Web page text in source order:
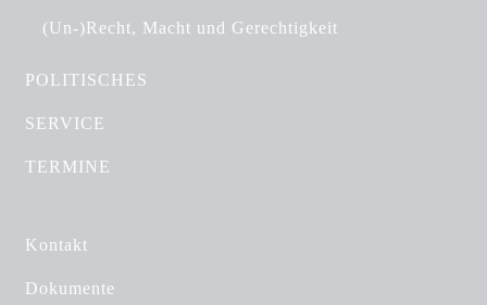
(Un-)Recht, Macht und Gerechtigkeit
POLITISCHES
SERVICE
TERMINE
Kontakt
Dokumente